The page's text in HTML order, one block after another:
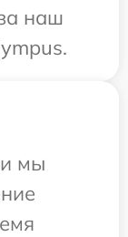
наш
мы